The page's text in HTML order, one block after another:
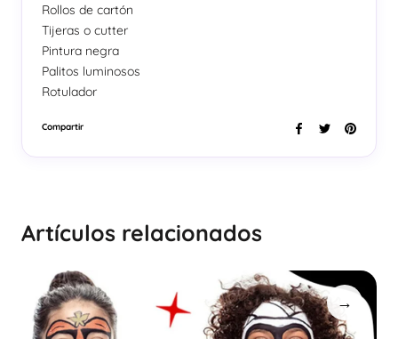
Rollos de cartón
Tijeras o cutter
Pintura negra
Palitos luminosos
Rotulador
Compartir
Artículos relacionados
→